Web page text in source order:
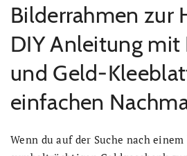
Bilderrahmen zur
DIY Anleitung mit
und Geld-
einfachen
Wenn du auf der Suche nach